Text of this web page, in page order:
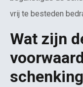
vrij te besteden
Wat zijn